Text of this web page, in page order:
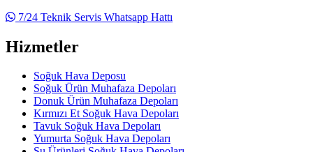
7/24 Teknik Servis Whatsapp Hattı
Hizmetler
Soğuk Hava Deposu
Soğuk Ürün Muhafaza Depoları
Donuk Ürün Muhafaza Depoları
Kırmızı Et Soğuk Hava Depoları
Tavuk Soğuk Hava Depoları
Yumurta Soğuk Hava Depoları